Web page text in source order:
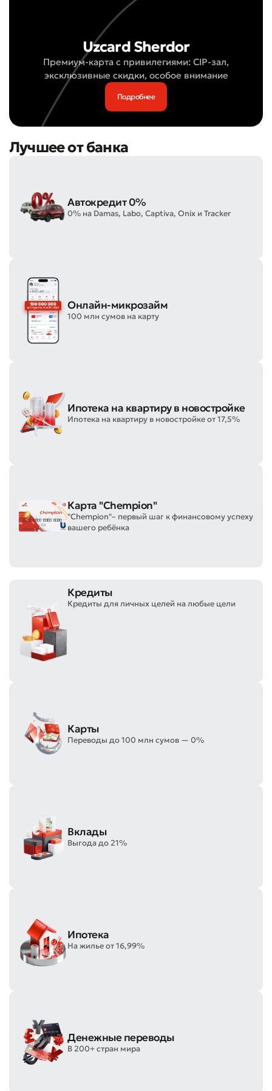
Оставить обращение
Uzcard Sherdor
Премиум-карта с привилегиями: CIP-зал,
эксклюзивные скидки, особое внимание
Подробнее
Лучшее от банка
Автокредит 0%
0% на Damas, Labo, Captiva, Onix и Tracker
Онлайн-микрозайм
100 млн сумов на карту
Ипотека на квартиру в новостройке
Ипотека на квартиру в новостройке от 17,5%
Карта "Chempion"
"Chempion"– первый шаг к финансовому успеху
вашего ребёнка
Кредиты
Кредиты для личных целей на любые цели
Карты
Переводы до 100 млн сумов — 0%
Вклады
Выгода до 21%
Ипотека
На жилье от 16,99%
Денежные переводы
В 200+ стран мира